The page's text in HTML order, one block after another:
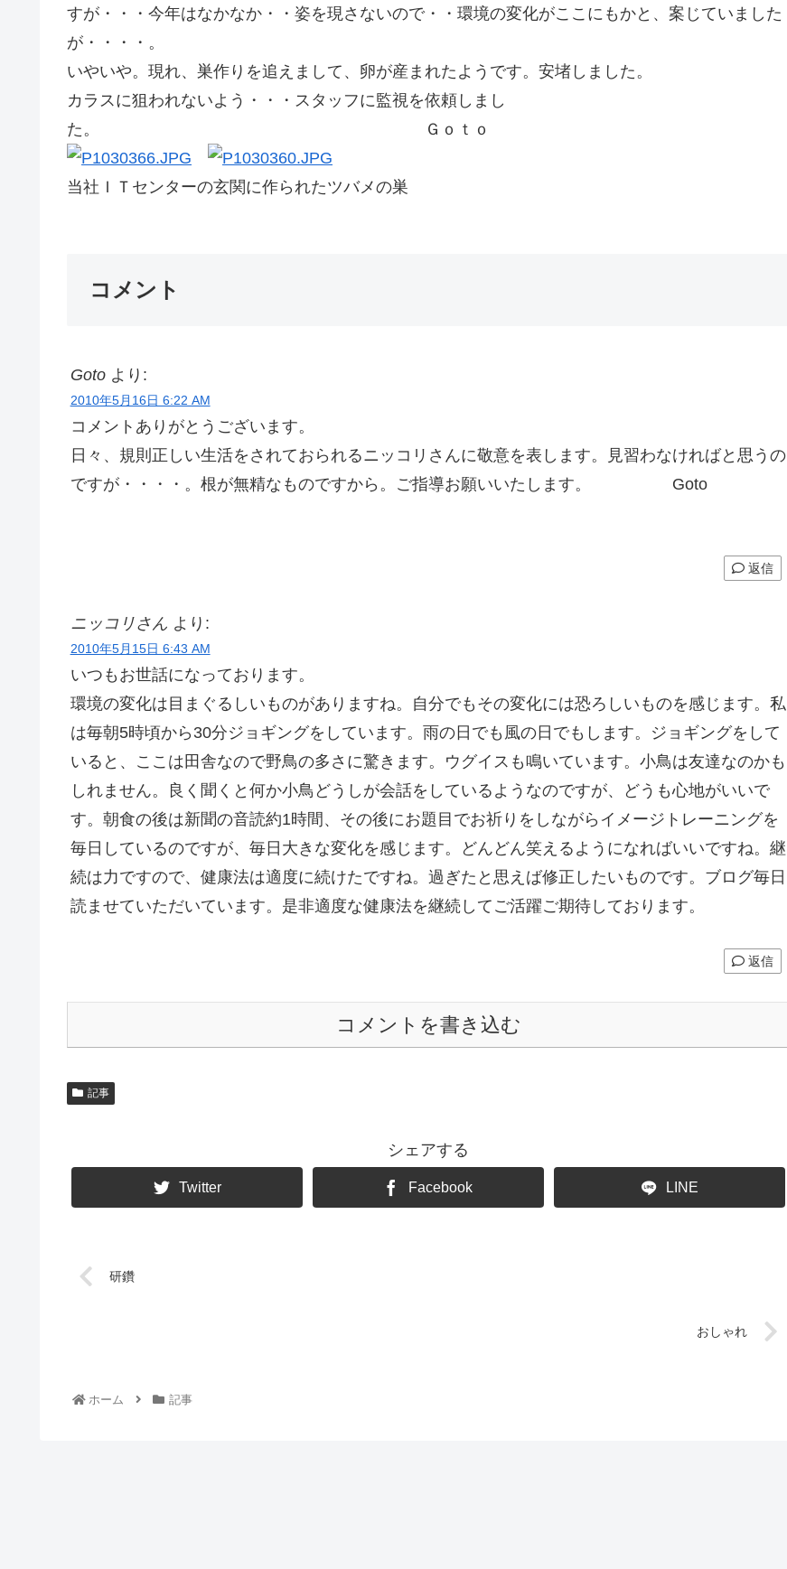
すが・・・今年はなかなか・・姿を現さないので・・環境の変化がここにもかと、案じていました
が・・・・。
いやいや。現れ、巣作りを追えまして、卵が産まれたようです。安堵しました。
カラスに狙われないよう・・・スタッフに監視を依頼しまし
た。 Ｇｏｔｏ
当社ＩＴセンターの玄関に作られたツバメの巣
コメント
Goto より:
2010年5月16日 6:22 AM
コメントありがとうございます。
日々、規則正しい生活をされておられるニッコリさんに敬意を表します。見習わなければと思うの
ですが・・・・。根が無精なものですから。ご指導お願いいたします。 Goto
返信
ニッコリさん より:
2010年5月15日 6:43 AM
いつもお世話になっております。
環境の変化は目まぐるしいものがありますね。自分でもその変化には恐ろしいものを感じます。私
は毎朝5時頃から30分ジョギングをしています。雨の日でも風の日でもします。ジョギングをして
いると、ここは田舎なので野鳥の多さに驚きます。ウグイスも鳴いています。小鳥は友達なのかも
しれません。良く聞くと何か小鳥どうしが会話をしているようなのですが、どうも心地がいいで
す。朝食の後は新聞の音読約1時間、その後にお題目でお祈りをしながらイメージトレーニングを
毎日しているのですが、毎日大きな変化を感じます。どんどん笑えるようになればいいですね。継
続は力ですので、健康法は適度に続けたですね。過ぎたと思えば修正したいものです。ブログ毎日
読ませていただいています。是非適度な健康法を継続してご活躍ご期待しております。
返信
コメントを書き込む
記事
シェアする
Twitter Facebook LINE
研鑽
おしゃれ
ホーム 記事